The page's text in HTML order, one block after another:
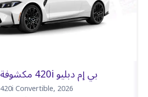
بي إم دبليو 420i مكشوفة 2026
420i Convertible,2026